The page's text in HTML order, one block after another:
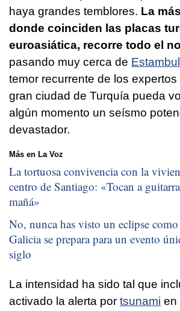
haya grandes temblores. La
donde coinciden las placas
euroasiática, recorre todo el
pasando muy cerca de Estambul
temor recurrente de los
gran ciudad de Turquía pueda
algún momento un seísmo
devastador.
Más en La Voz
La tortuosa convivencia con la
centro de Santiago: «Tocan a
mañá»
No, nunca has visto un eclipse
Galicia se prepara para un evento
siglo
La intensidad ha sido tal que
activado la alerta por tsunami en